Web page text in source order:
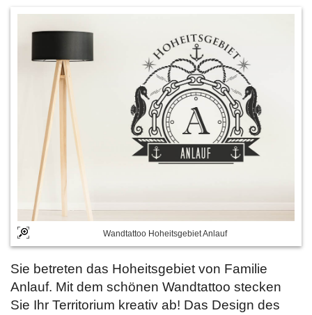
Wandtattoo Hoheitsgebiet Anlauf
Sie betreten das Hoheitsgebiet von Familie
Anlauf. Mit dem schönen Wandtattoo stecken
Sie Ihr Territorium kreativ ab! Das Design des